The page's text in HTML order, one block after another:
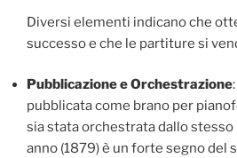
Diversi elementi indicano che
successo e che le partiture si
Pubblicazione e Orchestrazione
pubblicata come brano per
sia stata orchestrata dallo
anno (1879) è un forte segno del